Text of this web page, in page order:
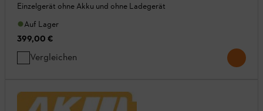
Einzelgerät ohne Akku und ohne Ladegerät
Auf Lager
399,00 €
Vergleichen